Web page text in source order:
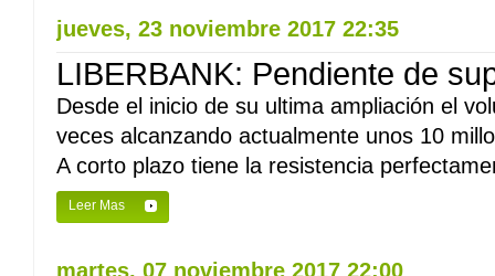
jueves, 23 noviembre 2017 22:35
LIBERBANK: Pendiente de
Desde el inicio de su ultima ampliación el
veces alcanzando actualmente unos 10
A corto plazo tiene la resistencia
Leer Mas
martes, 07 noviembre 2017 22:00